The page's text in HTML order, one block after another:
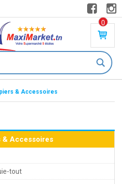
0
PR
DU
IT(
S)
DT
& Accessoires
& Accessoires
tout